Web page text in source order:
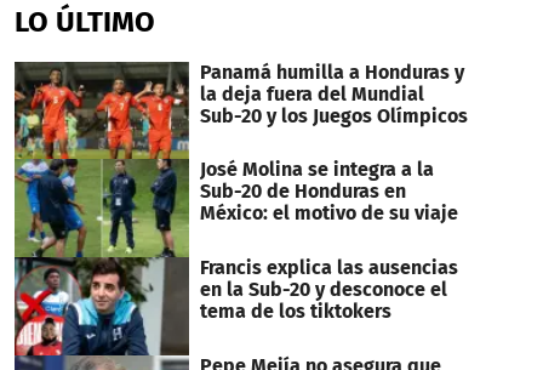
LO ÚLTIMO
Panamá humilla a Honduras y
la deja fuera del Mundial
Sub-20 y los Juegos Olímpicos
José Molina se integra a la
Sub-20 de Honduras en
México: el motivo de su viaje
Francis explica las ausencias
en la Sub-20 y desconoce el
tema de los tiktokers